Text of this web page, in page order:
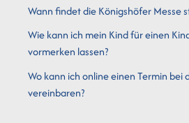
Wann findet die Königshöfer Messe
Wie kann ich mein Kind für einen
vormerken lassen?
Wo kann ich online einen Termin
vereinbaren?